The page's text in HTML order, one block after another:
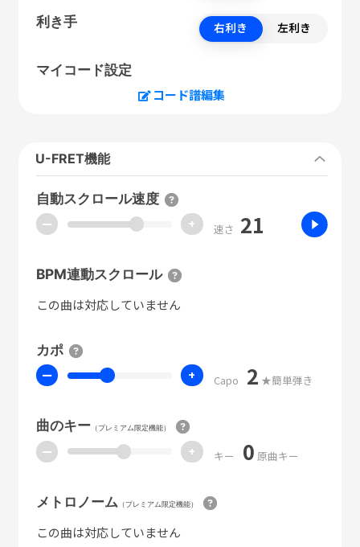
利き手 右利き 左利き
マイコード設定
コード譜編集
U-FRET機能
自動スクロール速度
ー + 速さ 21
BPM連動スクロール
この曲は対応していません
カポ
ー + Capo 2 ★簡単弾き
曲のキー（プレミアム限定機能）
ー + キー 0 原曲キー
メトロノーム （プレミアム限定機能）
この曲は対応していません